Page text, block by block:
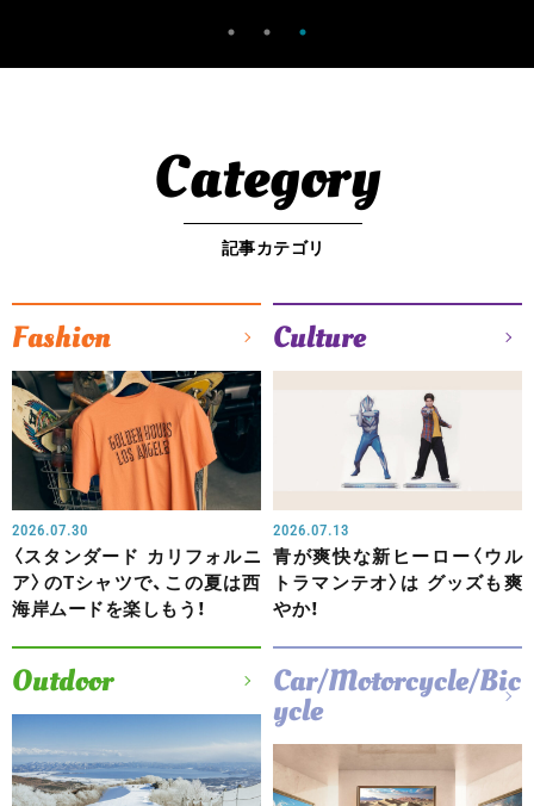
Category
記事カテゴリ
Fashion
2026.07.30
〈スタンダード カリフォルニ
ア〉のTシャツで、この夏は西
海岸ムードを楽しもう！
Culture
2026.07.13
青が爽快な新ヒーロー〈ウル
トラマンテオ〉は グッズも爽
やか！
Outdoor Car/Motorcycle/Bic
ycle